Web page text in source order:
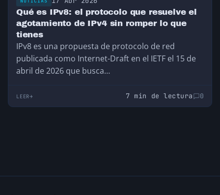
Qué es IPv8: el protocolo que resuelve el
agotamiento de IPv4 sin romper lo que
tienes
IPv8 es una propuesta de protocolo de red
publicada como Internet-Draft en el IETF el 15 de
abril de 2026 que busca…
LEER 7 min de lectura 0